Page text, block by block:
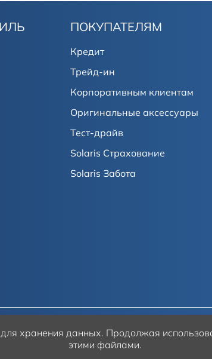
ПОКУПАТЕЛЯМ
Кредит
Трейд-ин
Корпоративным клиентам
Оригинальные аксессуары
Тест-драйв
Solaris Страхование
Solaris Забота
хранения данных. Продолжая
этими файлами.